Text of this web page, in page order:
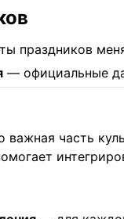
праздников
— официальные
часть